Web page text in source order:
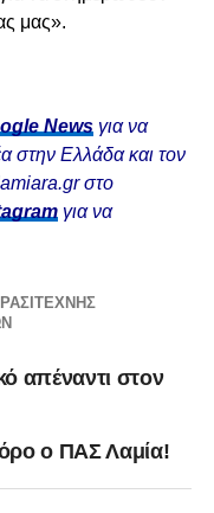
μας».
Newsγια να
στην Ελλάδα και τον
στο
για να
απέναντι στον
ο ΠΑΣ Λαμία!